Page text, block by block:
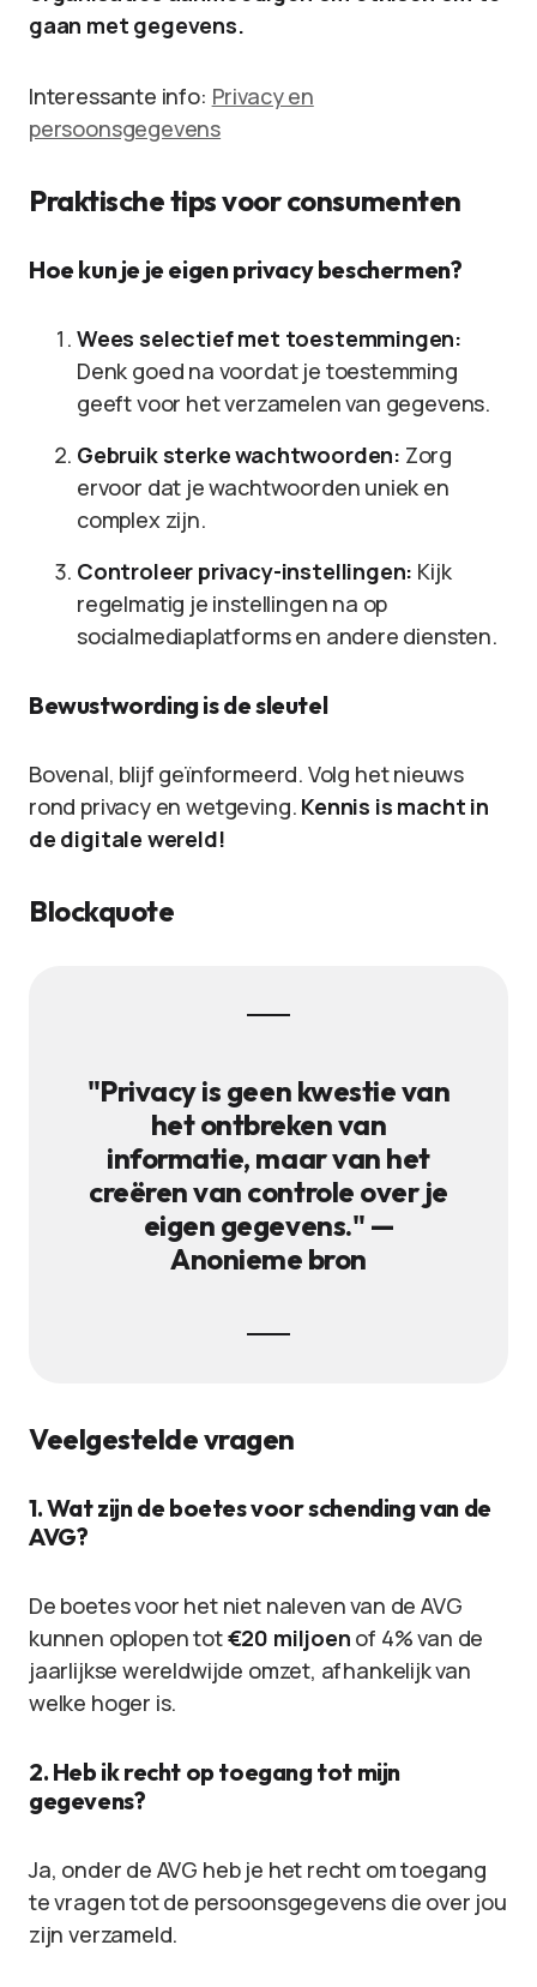
gaan met gegevens.
Interessante info: Privacy en
persoonsgegevens
Praktische tips voor consumenten
Hoe kun je je eigen privacy beschermen?
Wees selectief met toestemmingen:
Denk goed na voordat je toestemming
geeft voor het verzamelen van gegevens.
Gebruik sterke wachtwoorden: Zorg
ervoor dat je wachtwoorden uniek en
complex zijn.
Controleer privacy-instellingen: Kijk
regelmatig je instellingen na op
socialmediaplatforms en andere diensten.
Bewustwording is de sleutel
Bovenal, blijf geïnformeerd. Volg het nieuws
rond privacy en wetgeving. Kennis is macht in
de digitale wereld!
Blockquote
"Privacy is geen kwestie van
het ontbreken van
informatie, maar van het
creëren van controle over je
eigen gegevens." —
Anonieme bron
Veelgestelde vragen
1. Wat zijn de boetes voor schending van de
AVG?
De boetes voor het niet naleven van de AVG
kunnen oplopen tot€20 miljoen of 4% van de
jaarlijkse wereldwijde omzet, afhankelijk van
welke hoger is.
2. Heb ik recht op toegang tot mijn
gegevens?
Ja, onder de AVG heb je het recht om toegang
te vragen tot de persoonsgegevens die over jou
zijn verzameld.